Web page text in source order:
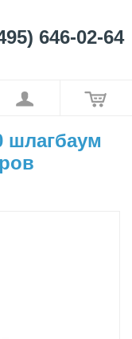
646-02-64
шлагбаум